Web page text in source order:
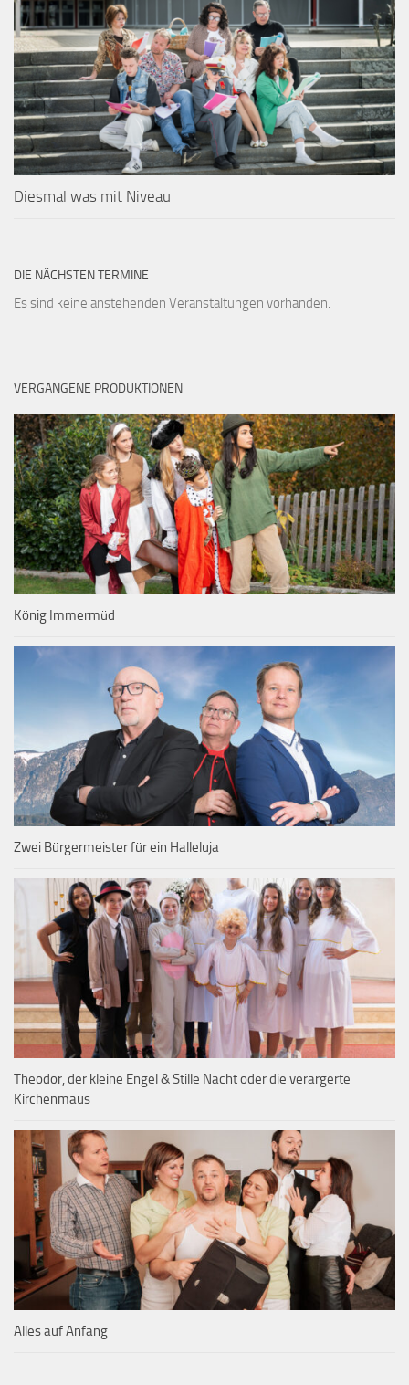
Diesmal was mit Niveau
DIE NÄCHSTEN TERMINE
Es sind keine anstehenden Veranstaltungen vorhanden.
VERGANGENE PRODUKTIONEN
König Immermüd
Zwei Bürgermeister für ein Halleluja
Theodor, der kleine Engel & Stille Nacht oder die verärgerte
Kirchenmaus
Alles auf Anfang